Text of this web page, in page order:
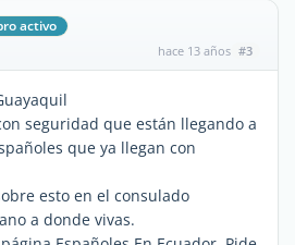
activo
hace 13 años #3
seguridad que están llegando a
que ya llegan con
esto en el consulado
a donde vivas.